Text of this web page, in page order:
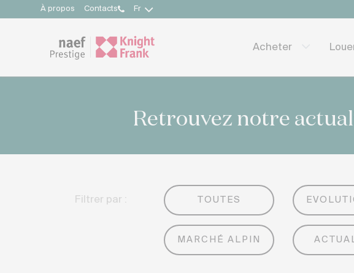
À propos Contacts Fr
Acheter
Retrouvez notre
Filtrer par : TOUTES
MARCHÉ ALPIN